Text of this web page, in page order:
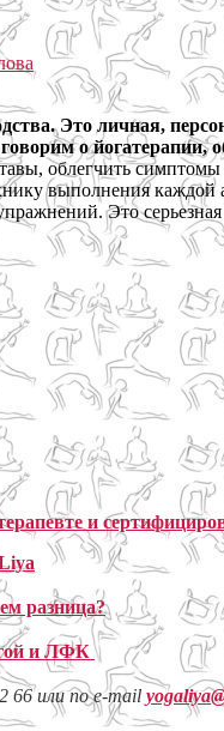
Это личная,
о
облегчить
выполнения
Это
и
разница?
и ЛФК
66 или по e-mail